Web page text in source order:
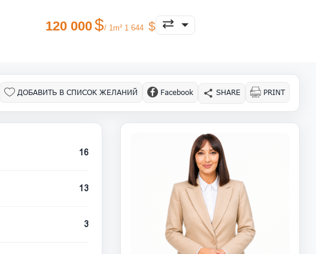
120 000 / 1m² 1 644
ДОБАВИТЬ В СПИСОК ЖЕЛАНИЙ Facebook SHARE PRINT
16
13
3